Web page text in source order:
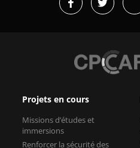
Projets en cours
Missions d’études et
immersions
Renforcer la sécurité des